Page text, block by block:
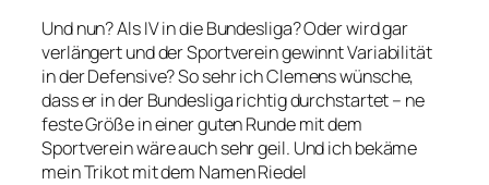
Und nun? Als IV in die Bundesliga? Oder wird gar
verlängert und der Sportverein gewinnt Variabilität
in der Defensive? So sehr ich Clemens wünsche,
dass er in der Bundesliga richtig durchstartet – ne
feste Größe in einer guten Runde mit dem
Sportverein wäre auch sehr geil. Und ich bekäme
mein Trikot mit dem Namen Riedel